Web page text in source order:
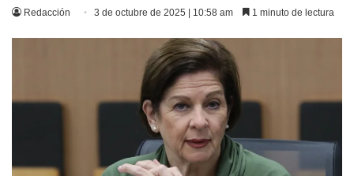
Redacción 3 de octubre de 2025 | 10:58 am 1 minuto de lectura